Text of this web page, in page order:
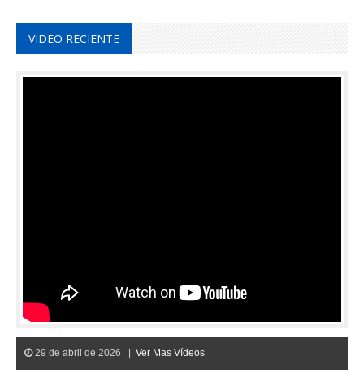
VIDEO RECIENTE
29 de abril de 2026 | Ver Mas Vídeos